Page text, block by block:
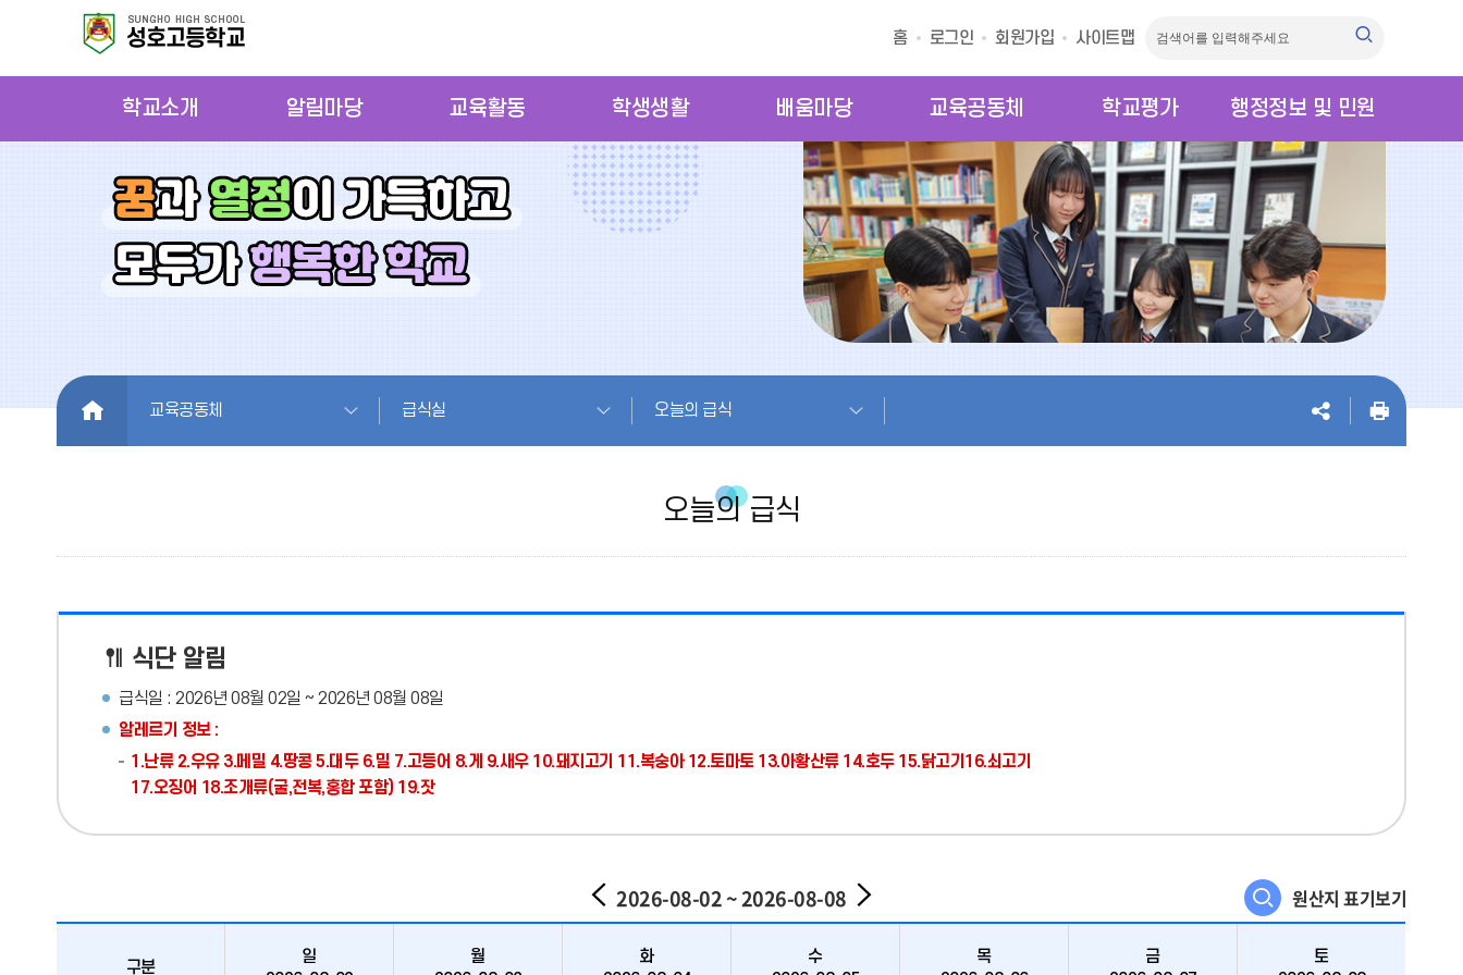
홈 로그인 회원가입 사이트맵
학교소개 알림마당 교육활동 학생생활 배움마당 교육공동체 학교평가 행정정보 및 민원
HOME 교육공동체 급식실 오늘의 급식
오늘의 급식
식단 알림
급식일 : 2026년 08월 02일 ~ 2026년 08월 08일
알레르기 정보 :
1.난류 2.우유 3.메밀 4.땅콩 5.대두 6.밀 7.고등어 8.게 9.새우 10.돼지고기 11.복숭아 12.토마토 13.아황산류 14.호두 15.닭고기16.쇠고기
17.오징어 18.조개류(굴,전복,홍합 포함) 19.잣
이
2026-08-02 ~ 2026-08-08 원산지 표기보기
구분
일
월
화
수
목
금
토